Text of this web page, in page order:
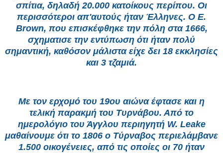
σπίτια, δηλαδή 20.000 κατοίκους περίπου. Οι
περισσότεροι απ'αυτούς ήταν Έλληνες. Ο E.
Brown, που επισκέφθηκε την πόλη στα 1666,
σχηματισε την εντύπωση ότι ήταν πολύ
σημαντική, καθόσον μάλιστα είχε δει 18 εκκλησίες
και 3 τζαμιά.
Με τον ερχομό του 19ου αιώνα έφτασε και η
τελική παρακμή του Τυρνάβου. Από το
ημερολόγιο του Άγγλου περιηγητή W. Leake
μαθαίνουμε ότι το 1806 ο Τύρναβος περιελάμβανε
1.500 οικογένειες, από τις οποίες οι 70 ήταν